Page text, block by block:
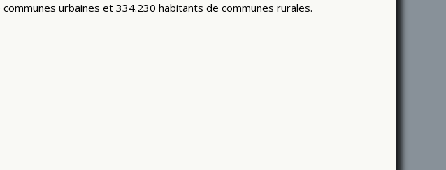
urbaines et 334.230 habitants de communes rurales.